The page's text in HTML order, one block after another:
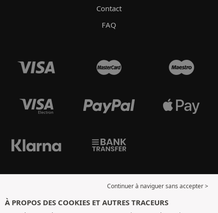
Contact
FAQ
Continuer à naviguer sans accepter >
À PROPOS DES COOKIES ET AUTRES TRACEURS